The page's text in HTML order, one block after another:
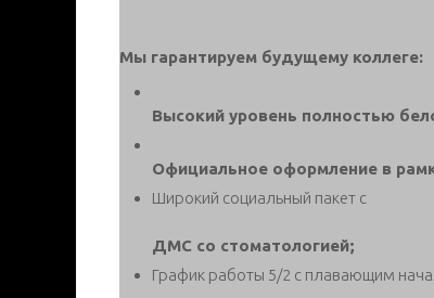
Мы гарантируем будущему коллеге:
Высокий уровень полностью
Официальное оформление в
Широкий социальный пакет с
ДМС со стоматологией;
График работы 5/2 с плавающим